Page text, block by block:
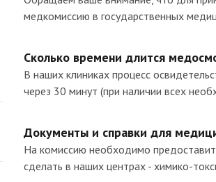
медкомиссию в государственных
Сколько времени длится
В наших клиниках процесс
через 30 минут (при наличии всех
Документы и справки для
На комиссию необходимо
сделать в наших центрах - химико-